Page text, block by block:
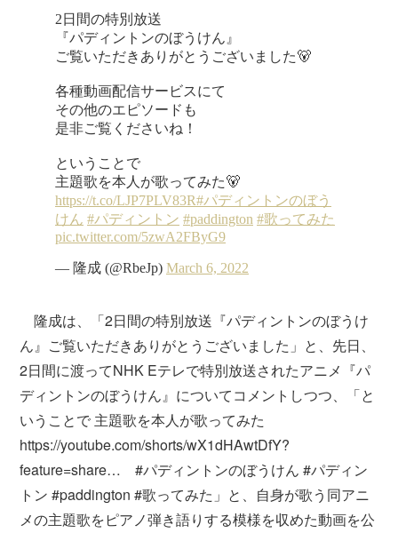
隆成は、「2日間の特別放送『パディントンのぼうけ
ん』ご覧いただきありがとうございました」と、先日、
2日間に渡ってNHK Eテレで特別放送されたアニメ『パ
ディントンのぼうけん』についてコメントしつつ、「と
いうことで 主題歌を本人が歌ってみた
https://youtube.com/shorts/wX1dHAwtDfY?
feature=share… #パディントンのぼうけん #パディン
トン #paddington #歌ってみた」と、自身が歌う同アニ
メの主題歌をピアノ弾き語りする模様を収めた動画を公